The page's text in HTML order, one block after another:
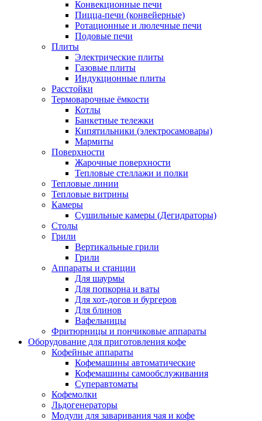
Конвекционные печи
Пицца-печи (конвейерные)
Ротационные и люлечные печи
Подовые печи
Плиты
Электрические плиты
Газовые плиты
Индукционные плиты
Расстойки
Термоварочные ёмкости
Котлы
Банкетные тележки
Кипятильники (электросамовары)
Мармиты
Поверхности
Жарочные поверхности
Тепловые стеллажи и полки
Тепловые линии
Тепловые витрины
Камеры
Сушильные камеры (Дегидраторы)
Столы
Грили
Вертикальные грили
Грили
Аппараты и станции
Для шаурмы
Для попкорна и ваты
Для хот-догов и бургеров
Для блинов
Вафельницы
Фритюрницы и пончиковые аппараты
Оборудование для приготовления кофе
Кофейные аппараты
Кофемашины автоматические
Кофемашины самообслуживания
Суперавтоматы
Кофемолки
Льдогенераторы
Модули для заваривания чая и кофе